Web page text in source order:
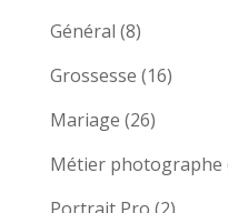
Général (8)
Grossesse (16)
Mariage (26)
Métier photographe
Portrait Pro (2)